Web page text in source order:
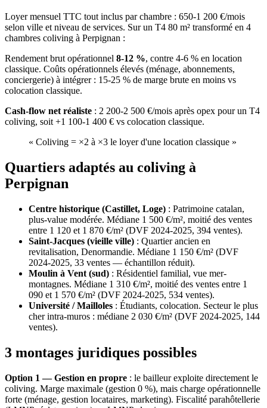
Loyer mensuel TTC tout inclus par chambre : 650-1 200 €/mois
selon ville et niveau de services. Sur un T4 80 m² transformé en 4
chambres coliving à Perpignan :
Rendement brut opérationnel 8-12 %, contre 4-6 % en location
classique. Coûts opérationnels élevés (ménage, abonnements,
conciergerie) à intégrer : 15-25 % de marge brute en moins vs
colocation classique.
Cash-flow net réaliste : 2 200-2 500 €/mois après opex pour un T4
coliving, soit +1 100-1 400 € vs colocation classique.
« Coliving = ×2 à ×3 le loyer d'une location classique »
Quartiers adaptés au coliving à
Perpignan
Centre historique (Castillet, Loge) : Patrimoine catalan,
plus-value modérée. Médiane 1 500 €/m², moitié des ventes
entre 1 120 et 1 870 €/m² (DVF 2024-2025, 394 ventes).
Saint-Jacques (vieille ville) : Quartier ancien en
revitalisation, Denormandie. Médiane 1 150 €/m² (DVF
2024-2025, 33 ventes — échantillon réduit).
Moulin à Vent (sud) : Résidentiel familial, vue mer-
montagnes. Médiane 1 310 €/m², moitié des ventes entre 1
090 et 1 570 €/m² (DVF 2024-2025, 534 ventes).
Université / Mailloles : Étudiants, colocation. Secteur le plus
cher intra-muros : médiane 2 030 €/m² (DVF 2024-2025, 144
ventes).
3 montages juridiques possibles
Option 1 — Gestion en propre : le bailleur exploite directement le
coliving. Marge maximale (gestion 0 %), mais charge opérationnelle
forte (ménage, gestion locataires, marketing). Fiscalité parahôtellerie